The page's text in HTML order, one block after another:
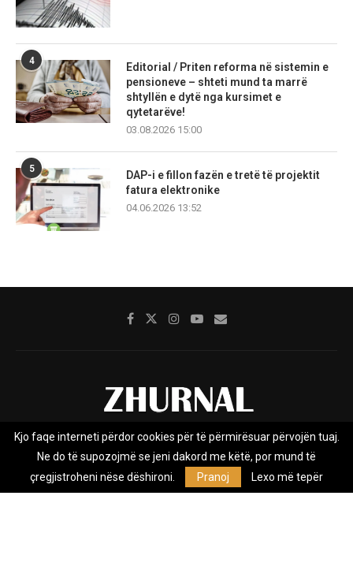
4
Editorial / Priten reforma në sistemin e
pensioneve – shteti mund ta marrë
shtyllën e dytë nga kursimet e
qytetarëve!
03.08.2026 15:00
5
DAP-i e fillon fazën e tretë të projektit
fatura elektronike
04.06.2026 13:52
Rreth nesh Impresumi Marketing
Privacy Policy
Zhurnal.mk është Agjenci e Lajmeve e pavarur, e themeluar në vitin
Kjo faqe interneti përdor cookies për të përmirësuar përvojën tuaj.
Ne do të supozojmë se jeni dakord me këtë, por mund të
çregjistroheni nëse dëshironi.
Pranoj Lexo më tepër